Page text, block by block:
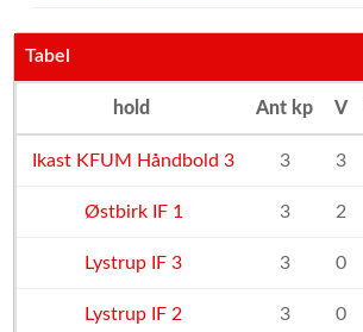
Tabel
hold Ant kp V
Ikast KFUM Håndbold 3 3 3
Østbirk IF 1 3 2
Lystrup IF 3 3 0
Lystrup IF 2 3 0